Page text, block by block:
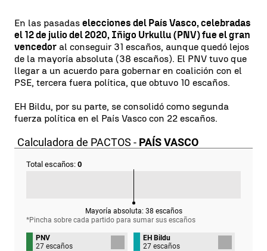
En las pasadas elecciones del País Vasco, celebradas
el 12 de julio del 2020, Iñigo Urkullu (PNV) fue el gran
vencedor al conseguir 31 escaños, aunque quedó lejos
de la mayoría absoluta (38 escaños). El PNV tuvo que
llegar a un acuerdo para gobernar en coalición con el
PSE, tercera fuera política, que obtuvo 10 escaños.
EH Bildu, por su parte, se consolidó como segunda
fuerza política en el País Vasco con 22 escaños.
Calculadora de PACTOS - PAÍS VASCO
Total escaños: 0
Mayoría absoluta: 38 escaños
*Pincha sobre cada partido para sumar sus escaños
PNV
27 escaños
EH Bildu
27 escaños